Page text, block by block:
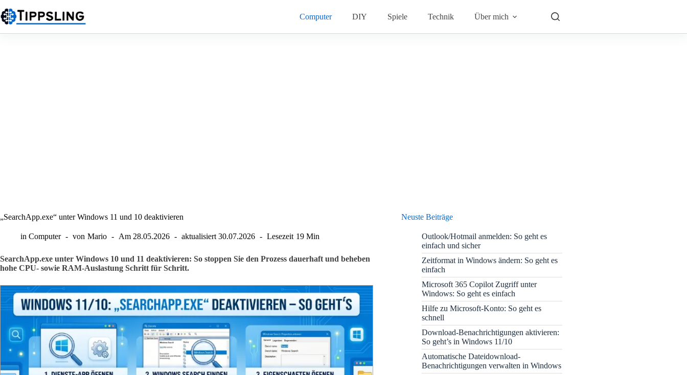
Inhalt
springen
Computer DIY Spiele Technik Über mich
„SearchApp.exe“ unter Windows 11 und 10 deaktivieren
in Computer von Mario Am 28.05.2026 aktualisiert 30.07.2026 Lesezeit 19 Min
SearchApp.exe unter Windows 10 und 11 deaktivieren: So stoppen Sie den Prozess dauerhaft und beheben
hohe CPU- sowie RAM-Auslastung Schritt für Schritt.
Neuste Beiträge
Outlook/Hotmail anmelden: So geht es
einfach und sicher
Zeitformat in Windows ändern: So geht es
einfach
Microsoft 365 Copilot Zugriff unter
Windows: So geht es einfach
Hilfe zu Microsoft-Konto: So geht es
schnell
Download-Benachrichtigungen aktivieren:
So geht’s in Windows 11/10
Automatische Dateidownload-
Benachrichtigungen verwalten in Windows